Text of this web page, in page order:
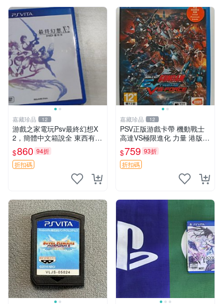
嘉藏珍品 12
游戲之家電玩Psv最終幻想X
2，簡體中文箱說全 東西有現
貨 可以發手物品 無質量問題
售不退不換
$860 94折
折扣碼
嘉藏珍品 12
PSV正版游戲卡帶 機動戰士
高達VS極限進化 力量 港版中
文 盒裝全新未開封，支持所
有日版，港版或其他地區的P
SV游戲機主機，（除外），
$759 93折
折扣碼